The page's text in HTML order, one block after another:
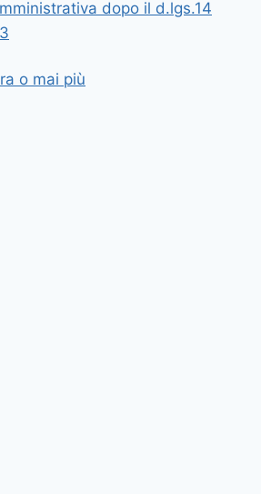
dopo il d.lgs.14
o mai più